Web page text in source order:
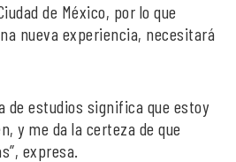
de México, por lo que
nueva experiencia, necesitará
de estudios significa que estoy
y me da la certeza de que
expresa.